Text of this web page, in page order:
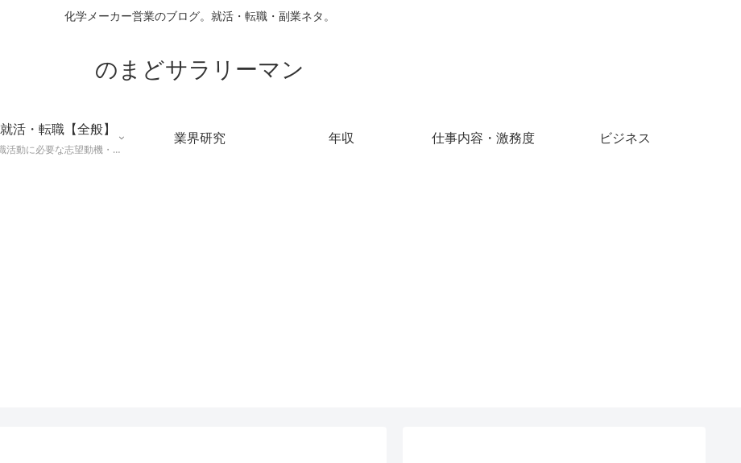
化学メーカー営業のブログ。就活・転職・副業ネタ。
のまどサラリーマン
就活・転職【全般】
就職活動に必要な志望動機・メールマナー・業界研究などに役立つ知識を公開するページ。
業界研究 年収 仕事内容・激務度 ビジネス